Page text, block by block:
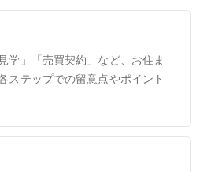
学」「売買契約」など、お住ま
ステップでの留意点やポイント